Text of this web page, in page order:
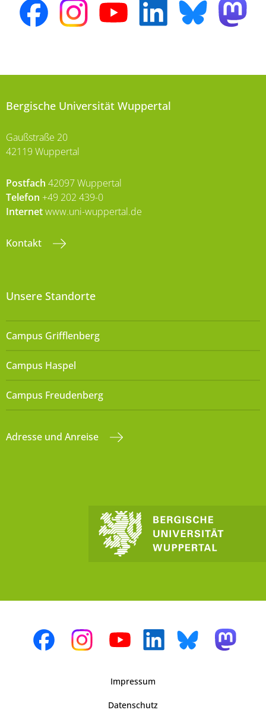
Bergische Universität Wuppertal
Gaußstraße 20
42119 Wuppertal
Postfach 42097 Wuppertal
Telefon +49 202 439-0
Internetwww.uni-wuppertal.de
Kontakt
Unsere Standorte
Campus Grifflenberg
Campus Haspel
Campus Freudenberg
Adresse und Anreise
Impressum
Datenschutz